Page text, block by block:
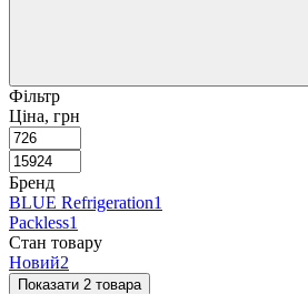
Фільтр
Ціна, грн
Бренд
BLUE Refrigeration1
Packless1
Стан товару
Новий2
Показати 2 товара